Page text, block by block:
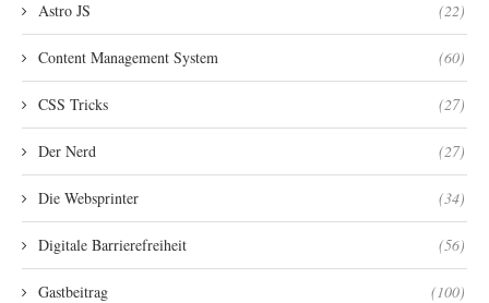
Astro JS (22)
Content Management System (60)
CSS Tricks (27)
Der Nerd (27)
Die Websprinter (34)
Digitale Barrierefreiheit (56)
Gastbeitrag (100)